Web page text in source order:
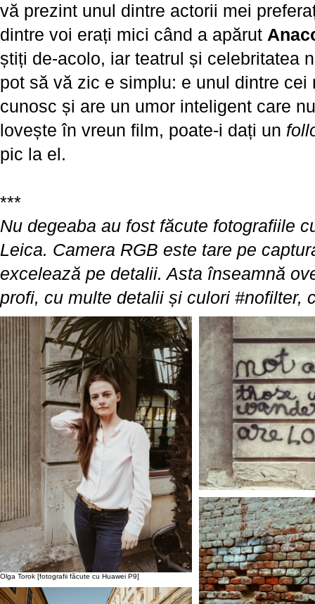
vă prezint unul dintre actorii mei
dintre voi erați mici când a apărut
știți de-acolo, iar teatrul și celebritatea
pot să vă zic e simplu: e unul dintre
cunosc și are un umor inteligent care
lovește în vreun film, poate-i dați un
pic la el.
***
Nu degeaba au fost făcute fotografiile
Leica. Camera RGB este tare pe
excelează pe detalii. Asta înseamnă
profi, cu multe detalii și culori #nofilter,
Olga Torok [fotografii făcute cu Huawei P9]